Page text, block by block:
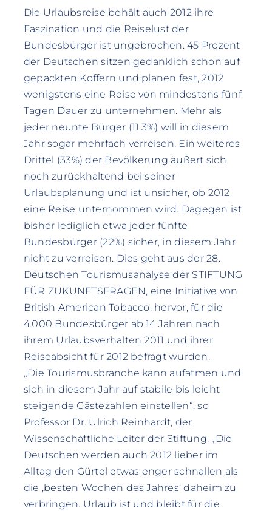
Die Urlaubsreise behält auch 2012 ihre
Faszination und die Reiselust der
Bundesbürger ist ungebrochen. 45 Prozent
der Deutschen sitzen gedanklich schon auf
gepackten Koffern und planen fest, 2012
wenigstens eine Reise von mindestens fünf
Tagen Dauer zu unternehmen. Mehr als
jeder neunte Bürger (11,3%) will in diesem
Jahr sogar mehrfach verreisen. Ein weiteres
Drittel (33%) der Bevölkerung äußert sich
noch zurückhaltend bei seiner
Urlaubsplanung und ist unsicher, ob 2012
eine Reise unternommen wird. Dagegen ist
bisher lediglich etwa jeder fünfte
Bundesbürger (22%) sicher, in diesem Jahr
nicht zu verreisen. Dies geht aus der 28.
Deutschen Tourismusanalyse der STIFTUNG
FÜR ZUKUNFTSFRAGEN, eine Initiative von
British American Tobacco, hervor, für die
4.000 Bundesbürger ab 14 Jahren nach
ihrem Urlaubsverhalten 2011 und ihrer
Reiseabsicht für 2012 befragt wurden.
„Die Tourismusbranche kann aufatmen und
sich in diesem Jahr auf stabile bis leicht
steigende Gästezahlen einstellen“, so
Professor Dr. Ulrich Reinhardt, der
Wissenschaftliche Leiter der Stiftung. „Die
Deutschen werden auch 2012 lieber im
Alltag den Gürtel etwas enger schnallen als
die ‚besten Wochen des Jahres‘ daheim zu
verbringen. Urlaub ist und bleibt für die